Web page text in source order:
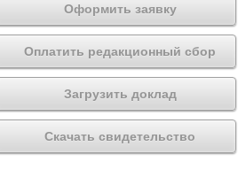
Оформить заявку
Оплатить редакционный сбор
Загрузить доклад
Скачать свидетельство